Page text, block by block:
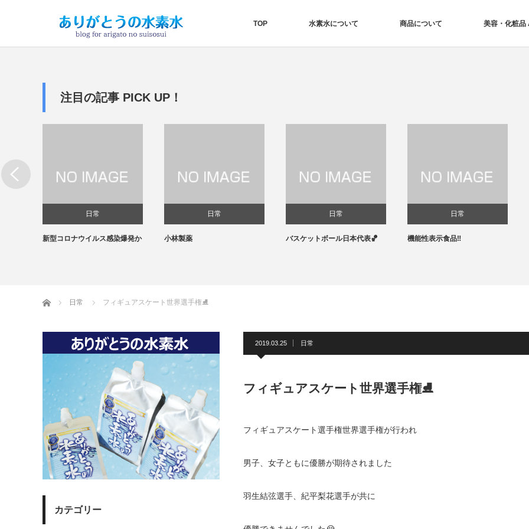
TOP 水素水について 商品について 美容・化粧品
注目の記事 PICK UP！
日常
新型コロナウイルス感染爆発か
日常
小林製薬
日常
バスケットボール日本代表🏀
日常
機能性表示食品‼️
ホーム 日常 フィギュアスケート世界選手権⛸
2019.03.25 日常
フィギュアスケート世界選手権⛸
フィギュアスケート選手権世界選手権が行われ
男子、女子ともに優勝が期待されました
羽生結弦選手、紀平梨花選手が共に
カテゴリー